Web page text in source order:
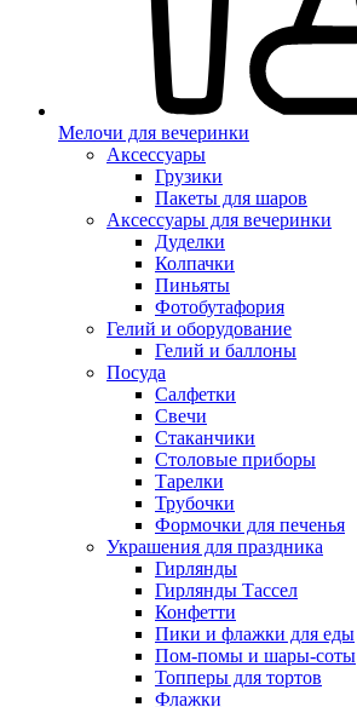
Мелочи для вечеринки
Аксессуары
Грузики
Пакеты для шаров
Аксессуары для вечеринки
Дуделки
Колпачки
Пиньяты
Фотобутафория
Гелий и оборудование
Гелий и баллоны
Посуда
Салфетки
Свечи
Стаканчики
Столовые приборы
Тарелки
Трубочки
Формочки для печенья
Украшения для праздника
Гирлянды
Гирлянды Тассел
Конфетти
Пики и флажки для еды
Пом-помы и шары-соты
Топперы для тортов
Флажки